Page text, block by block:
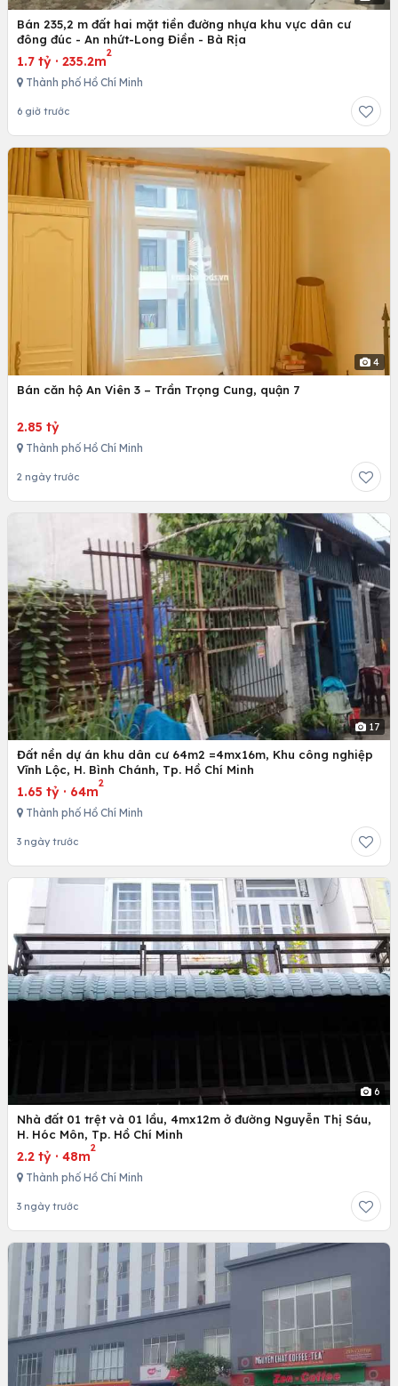
Bán 235,2 m đất hai mặt tiền đường nhựa khu vực dân cư
đông đúc - An nhứt-Long Điền - Bà Rịa
1.7 tỷ · 235.2m
2
Thành phố Hồ Chí Minh
6 giờ trước
4
Bán căn hộ An Viên 3 – Trần Trọng Cung, quận 7
2.85 tỷ
Thành phố Hồ Chí Minh
2 ngày trước
17
Đất nền dự án khu dân cư 64m2 =4mx16m, Khu công nghiệp
Vĩnh Lộc, H. Bình Chánh, Tp. Hồ Chí Minh
1.65 tỷ · 64m
2
Thành phố Hồ Chí Minh
3 ngày trước
6
Nhà đất 01 trệt và 01 lầu, 4mx12m ở đường Nguyễn Thị Sáu,
H. Hóc Môn, Tp. Hồ Chí Minh
2.2 tỷ · 48m
2
Thành phố Hồ Chí Minh
3 ngày trước